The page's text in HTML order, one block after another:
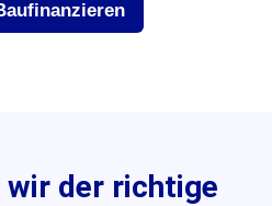
wir der richtige